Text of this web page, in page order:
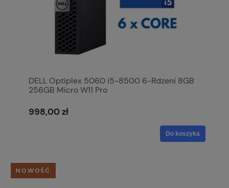
DELL Optiplex 5060 i5-8500 6-Rdzeni 8GB
256GB Micro W11 Pro
998,00 zł
Do koszyka
NOWOŚĆ